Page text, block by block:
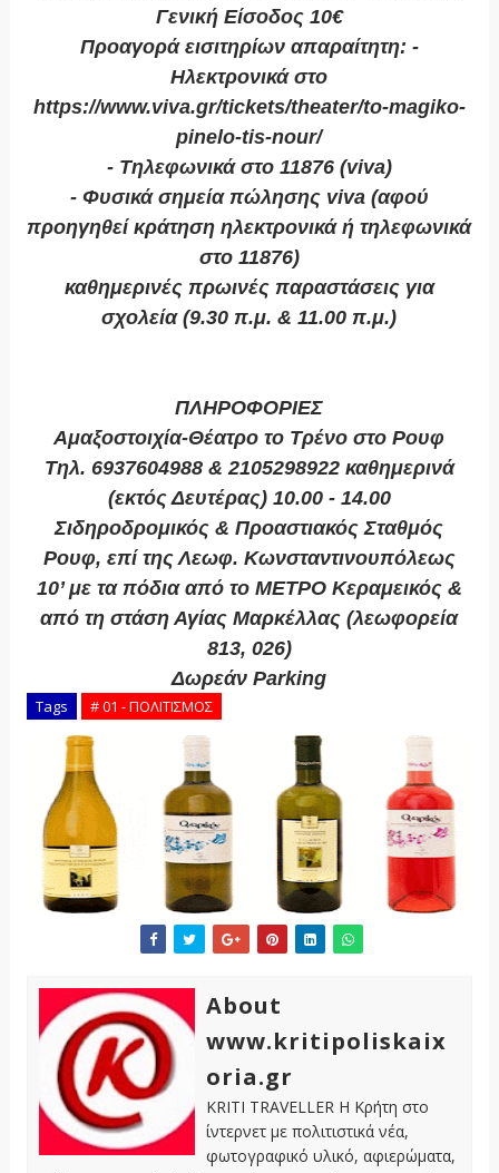
Γενική Είσοδος 10€
Προαγορά εισιτηρίων απαραίτητη: -
Ηλεκτρονικά στο
https://www.viva.gr/tickets/theater/to-magiko-
pinelo-tis-nour/
- Τηλεφωνικά στο 11876 (viva)
- Φυσικά σημεία πώλησης viva (αφού
προηγηθεί κράτηση ηλεκτρονικά ή τηλεφωνικά
στο 11876)
καθημερινές πρωινές παραστάσεις για
σχολεία (9.30 π.μ. & 11.00 π.μ.)
ΠΛΗΡΟΦΟΡΙΕΣ
Αμαξοστοιχία-Θέατρο το Τρένο στο Ρουφ
Τηλ. 6937604988 & 2105298922 καθημερινά
(εκτός Δευτέρας) 10.00 - 14.00
Σιδηροδρομικός & Προαστιακός Σταθμός
Ρουφ, επί της Λεωφ. Κωνσταντινουπόλεως
10’ με τα πόδια από το ΜΕΤΡΟ Κεραμεικός &
από τη στάση Αγίας Μαρκέλλας (λεωφορεία
813, 026)
Δωρεάν Parking
Tags # 01 - ΠΟΛΙΤΙΣΜΟΣ
About
www.kritipoliskaix
oria.gr
KRITI TRAVELLER Η Κρήτη στο
ίντερνετ με πολιτιστικά νέα,
φωτογραφικό υλικό, αφιερώματα,